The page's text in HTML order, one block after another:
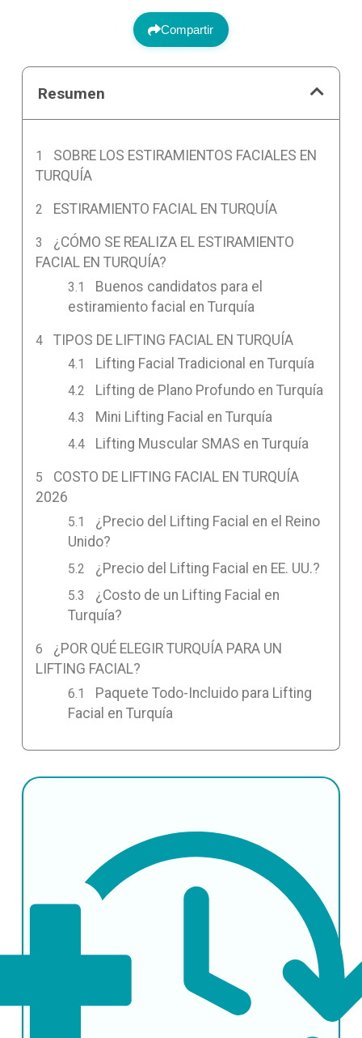
Compartir
Resumen
SOBRE LOS ESTIRAMIENTOS FACIALES EN
TURQUÍA
ESTIRAMIENTO FACIAL EN TURQUÍA
¿CÓMO SE REALIZA EL ESTIRAMIENTO
FACIAL EN TURQUÍA?
Buenos candidatos para el
estiramiento facial en Turquía
TIPOS DE LIFTING FACIAL EN TURQUÍA
Lifting Facial Tradicional en Turquía
Lifting de Plano Profundo en Turquía
Mini Lifting Facial en Turquía
Lifting Muscular SMAS en Turquía
COSTO DE LIFTING FACIAL EN TURQUÍA
2026
¿Precio del Lifting Facial en el Reino
Unido?
¿Precio del Lifting Facial en EE. UU.?
¿Costo de un Lifting Facial en
Turquía?
¿POR QUÉ ELEGIR TURQUÍA PARA UN
LIFTING FACIAL?
Paquete Todo-Incluido para Lifting
Facial en Turquía